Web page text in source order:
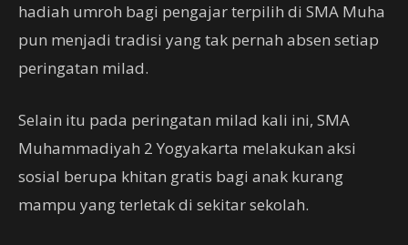
hadiah umroh bagi pengajar terpilih di SMA Muha
pun menjadi tradisi yang tak pernah absen setiap
peringatan milad.
Selain itu pada peringatan milad kali ini, SMA
Muhammadiyah 2 Yogyakarta melakukan aksi
sosial berupa khitan gratis bagi anak kurang
mampu yang terletak di sekitar sekolah.